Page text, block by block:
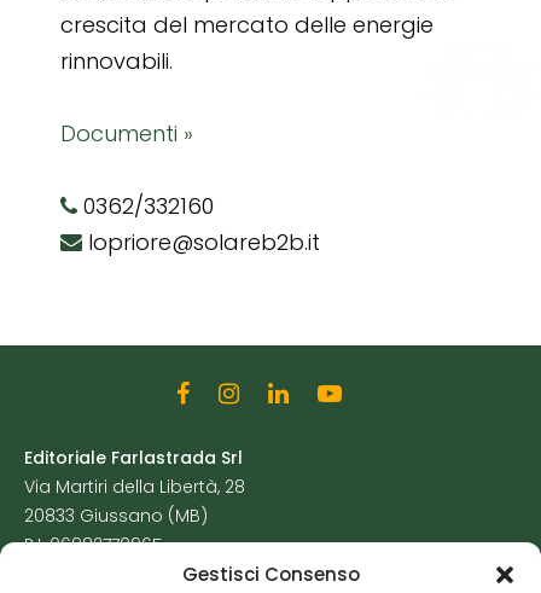
Gestisci Consenso
crescita del mercato delle energie
rinnovabili.
Documenti »
0362/332160
lopriore@solareb2b.it
Editoriale Farlastrada Srl
Via Martiri della Libertà, 28
20833 Giussano (MB)
P.I. 06982770965